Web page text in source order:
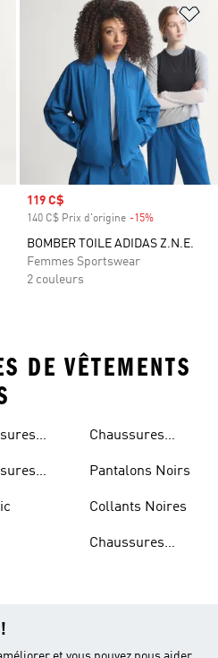
Ajouter à la Liste de produits
Prix soldé
119 C$
140 C$ Prix d'origine -15%
BOMBER TOILE ADIDAS Z.N.E.
Femmes Sportswear
2 couleurs
DE VÊTEMENTS
Chaussures
Pantalons Noirs
Collants Noires
Chaussures